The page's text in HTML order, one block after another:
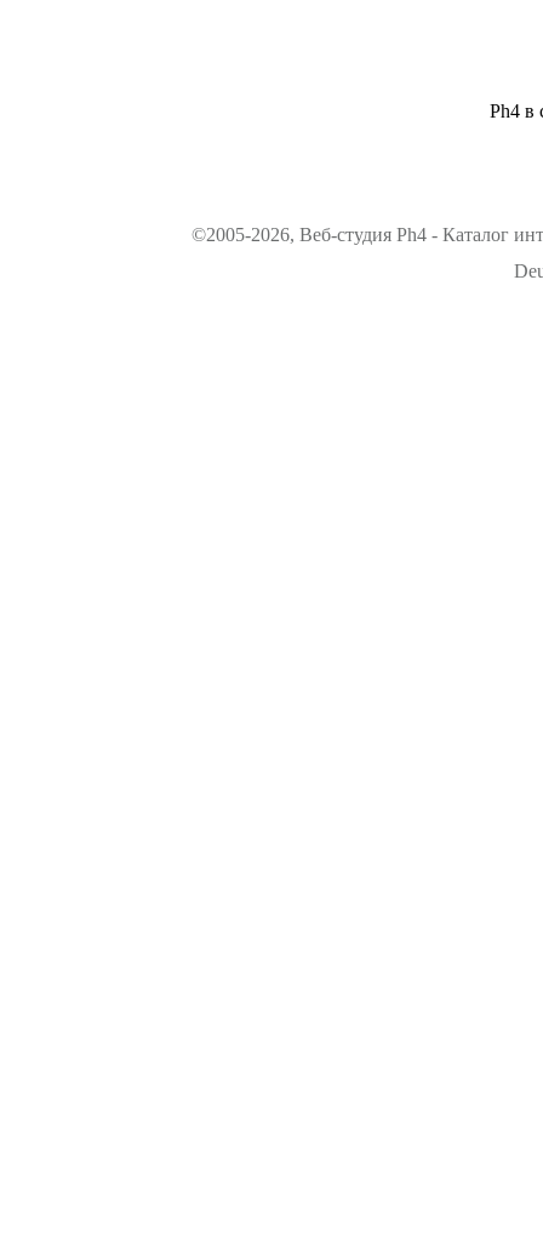
Ph4 в
©2005-2026, Веб-студия Ph4 - Каталог